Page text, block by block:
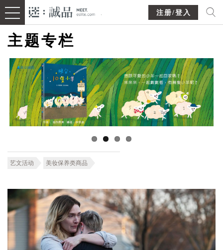
注册/登入
主题专栏
艺文活动 美妆保养类商品